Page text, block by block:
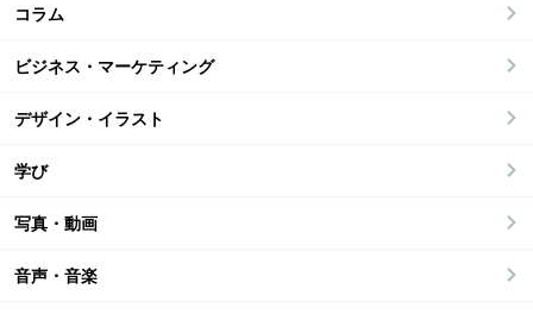
コラム
ビジネス・マーケティング
デザイン・イラスト
学び
写真・動画
音声・音楽